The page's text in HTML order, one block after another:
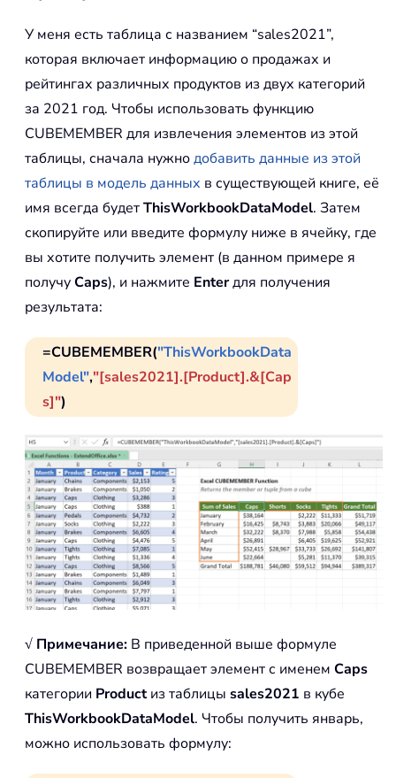
У меня есть таблица с названием “sales2021”,
которая включает информацию о продажах и
рейтингах различных продуктов из двух категорий
за 2021 год. Чтобы использовать функцию
CUBEMEMBER для извлечения элементов из этой
таблицы, сначала нужнодобавить данные из этой
таблицы в модель данных в существующей книге, её
имя всегда будетThisWorkbookDataModel. Затем
скопируйте или введите формулу ниже в ячейку, где
вы хотите получить элемент (в данном примере я
получуCaps), и нажмите Enterдля получения
результата:
=CUBEMEMBER("ThisWorkbookData
Model","[sales2021].[Product].&[Cap
s]")
√ Примечание: В приведенной выше формуле
CUBEMEMBER возвращает элемент с именем Caps
категории Productиз таблицы sales2021 в кубе
ThisWorkbookDataModel. Чтобы получить январь,
можно использовать формулу: